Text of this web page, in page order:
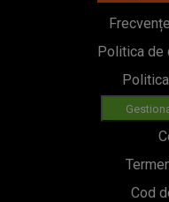
Politica de
Cod